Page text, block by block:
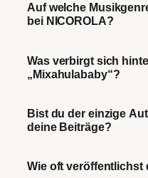
Auf welche
bei NICOROLA?
Was verbirgt sich
„Mixahulababy“?
Bist du der einzige
deine Beiträge?
Wie oft veröffentlichst